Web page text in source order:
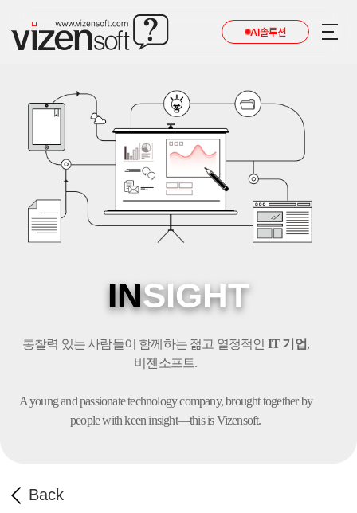
AI솔루션
INSIGHT
통찰력 있는 사람들이 함께하는 젊고 열정적인 IT 기업,
비젠소프트.
A young and passionate technology company,brought together by
people with keen insight—this is Vizensoft.
Back